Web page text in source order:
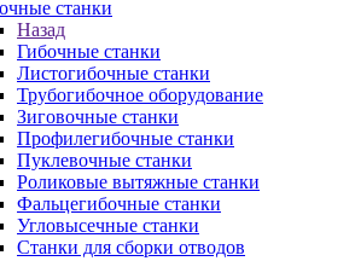
станки
Назад
Гибочные станки
Листогибочные станки
Трубогибочное оборудование
Зиговочные станки
Профилегибочные станки
Пуклевочные станки
Роликовые вытяжные станки
Фальцегибочные станки
Угловысечные станки
Станки для сборки отводов